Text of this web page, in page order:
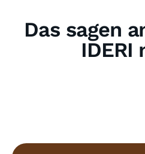
Das sagen
IDERI